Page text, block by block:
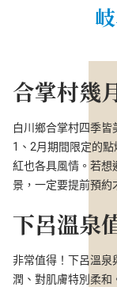
合掌村幾
白川鄉合掌村四季
1、2月期間限定的
紅也各具風情。若想
景，一定要提前預約
下呂溫泉
非常值得！下呂溫泉
潤、對肌膚特別柔和